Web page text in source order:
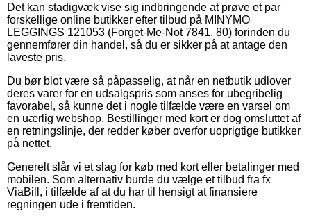
Det kan stadigvæk vise sig indbringende at prøve et par
forskellige online butikker efter tilbud på MINYMO
LEGGINGS 121053 (Forget-Me-Not 7841, 80) forinden du
gennemfører din handel, så du er sikker på at antage den
laveste pris.
Du bør blot være så påpasselig, at når en netbutik udlover
deres varer for en udsalgspris som anses for ubegribelig
favorabel, så kunne det i nogle tilfælde være en varsel om
en uærlig webshop. Bestillinger med kort er dog omsluttet af
en retningslinje, der redder køber overfor uoprigtige butikker
på nettet.
Generelt slår vi et slag for køb med kort eller betalinger med
mobilen. Som alternativ burde du vælge et tilbud fra fx
ViaBill, i tilfælde af at du har til hensigt at finansiere
regningen ude i fremtiden.